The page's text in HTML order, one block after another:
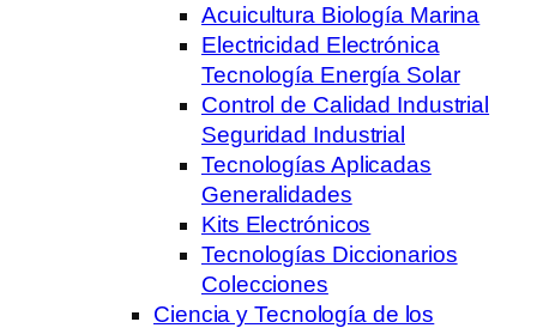
Acuicultura Biología Marina
Electricidad Electrónica
Tecnología Energía Solar
Control de Calidad Industrial
Seguridad Industrial
Tecnologías Aplicadas
Generalidades
Kits Electrónicos
Tecnologías Diccionarios
Colecciones
Ciencia y Tecnología de los